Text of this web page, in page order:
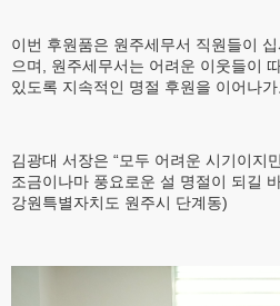
이번 후원품은 원주세무서 직원들이
으며, 원주세무서는 어려운 이웃들이
있도록 지속적인 명절 후원을 이어나가
김광대 서장은 “모두 어려운 시기이지
조금이나마 풍요로운 설 명절이 되길
강원특별자치도 원주시 단계동)